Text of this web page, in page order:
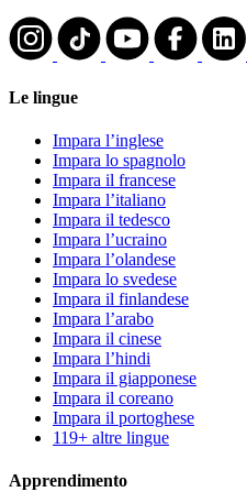
Le lingue
Impara l’inglese
Impara lo spagnolo
Impara il francese
Impara l’italiano
Impara il tedesco
Impara l’ucraino
Impara l’olandese
Impara lo svedese
Impara il finlandese
Impara l’arabo
Impara il cinese
Impara l’hindi
Impara il giapponese
Impara il coreano
Impara il portoghese
119+ altre lingue
Apprendimento